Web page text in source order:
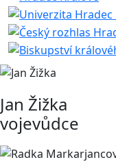
Jan Žižka
vojevůdce